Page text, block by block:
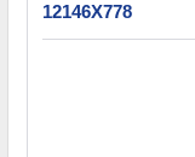
12146X778